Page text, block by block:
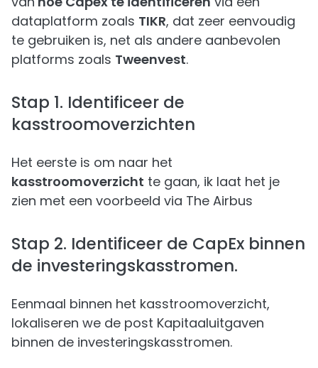
dataplatform zoals TIKR, dat zeer eenvoudig
te gebruiken is, net als andere aanbevolen
platforms zoals Tweenvest.
Stap 1. Identificeer de
kasstroomoverzichten
Het eerste is om naar het
kasstroomoverzicht te gaan, ik laat het je
zien met een voorbeeld via The Airbus
Stap 2. Identificeer de CapEx binnen
de investeringskasstromen.
Eenmaal binnen het kasstroomoverzicht,
lokaliseren we de post Kapitaaluitgaven
binnen de investeringskasstromen.